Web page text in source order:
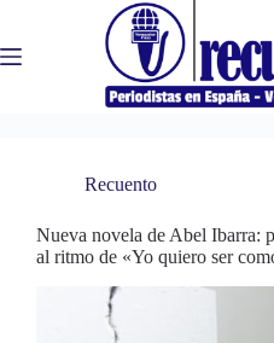
contenido
Recuento
Nueva novela de Abel Ibarra:
al ritmo de «Yo quiero ser